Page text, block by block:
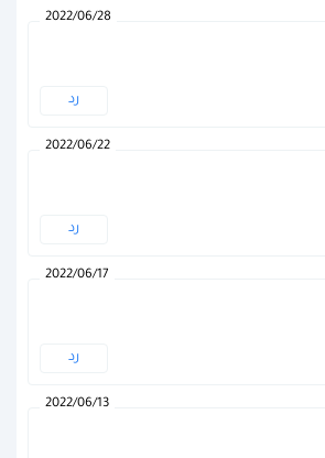
2022/06/28
رد
2022/06/22
رد
2022/06/17
رد
2022/06/13